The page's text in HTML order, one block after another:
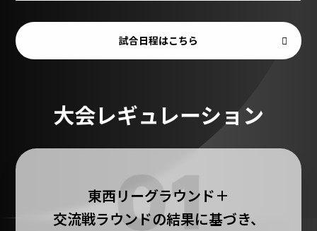
試合日程はこちら
大会レギュレーション
東西リーグラウンド＋
交流戦ラウンドの結果に基づき、